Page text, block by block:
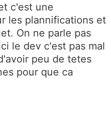
c'est une
les plannifications et
On ne parle pas
le dev c'est pas mal
peu de tetes
pour que ca